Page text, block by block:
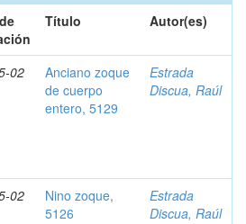
Título Autor(es)
02
Anciano zoque
de cuerpo
entero, 5129
Estrada
Discua, Raúl
02
Nino zoque,
5126
Estrada
Discua, Raúl